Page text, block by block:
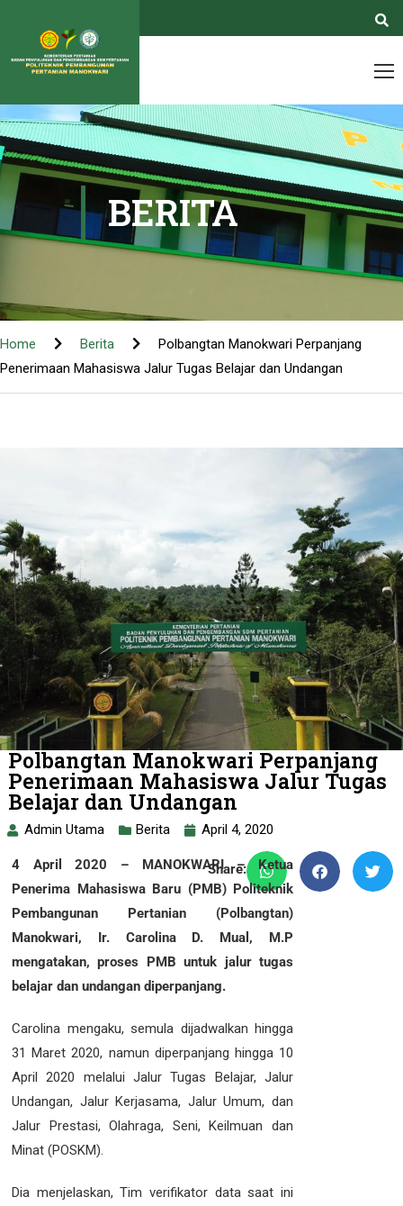
BERITA
Home Berita
Polbangtan Manokwari Perpanjang
Penerimaan Mahasiswa Jalur Tugas Belajar dan Undangan
Polbangtan Manokwari Perpanjang
Penerimaan Mahasiswa Jalur Tugas
Belajar dan Undangan
Admin Utama Berita April 4, 2020
Share:
4 April 2020 – MANOKWARI – Ketua
Penerima Mahasiswa Baru (PMB) Politeknik
Pembangunan Pertanian (Polbangtan)
Manokwari, Ir. Carolina D. Mual, M.P
mengatakan, proses PMB untuk jalur tugas
belajar dan undangan diperpanjang.
Carolina mengaku, semula dijadwalkan hingga
31 Maret 2020, namun diperpanjang hingga 10
April 2020 melalui Jalur Tugas Belajar, Jalur
Undangan, Jalur Kerjasama, Jalur Umum, dan
Jalur Prestasi, Olahraga, Seni, Keilmuan dan
Minat (POSKM).
Dia menjelaskan, Tim verifikator data saat ini